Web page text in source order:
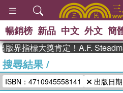
、
史是一
暢銷榜 新品 中文 外文 簡
界指標大獎肯定！A.F.
搜尋結果/
ISBN：4710945558141
出版日